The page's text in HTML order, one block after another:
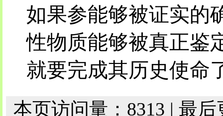
如果参能够被证实的
性物质能够被真正鉴
就要完成其历史使命
本页访问量：8313 | 最后